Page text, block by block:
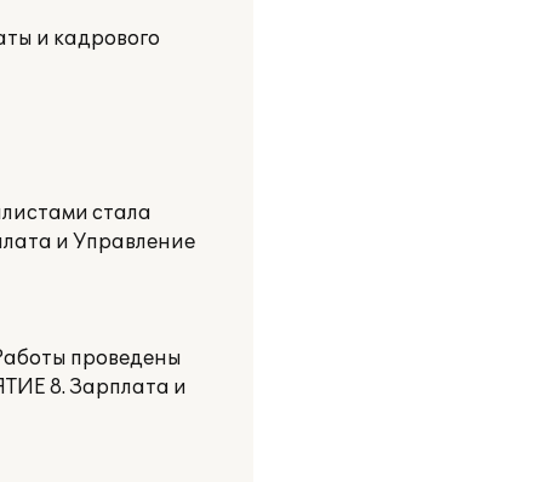
и кадрового
стала
и Управление
проведены
8. Зарплата и